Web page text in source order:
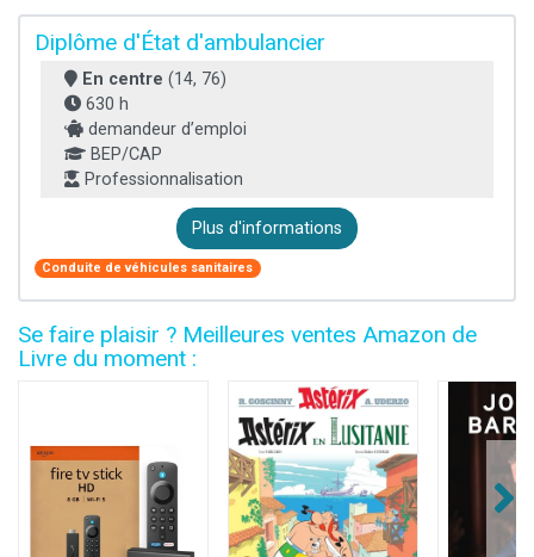
Diplôme d'État d'ambulancier
En centre (14, 76)
630 h
demandeur d’emploi
BEP/CAP
Professionnalisation
Plus d'informations
Conduite de véhicules sanitaires
Se faire plaisir ? Meilleures ventes Amazon de
Livre du moment :